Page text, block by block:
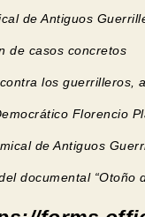
de Antiguos
de casos concretos
los guerrilleros,
Florencio
de Antiguos
documental